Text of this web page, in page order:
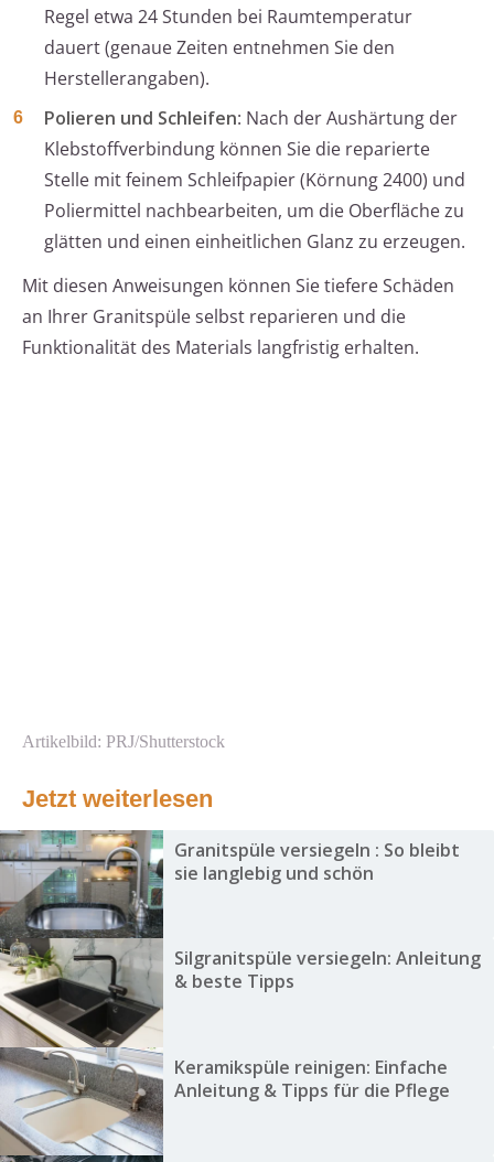
Regel etwa 24 Stunden bei Raumtemperatur
dauert (genaue Zeiten entnehmen Sie den
Herstellerangaben).
Polieren und Schleifen: Nach der Aushärtung der
Klebstoffverbindung können Sie die reparierte
Stelle mit feinem Schleifpapier (Körnung 2400) und
Poliermittel nachbearbeiten, um die Oberfläche zu
glätten und einen einheitlichen Glanz zu erzeugen.
Mit diesen Anweisungen können Sie tiefere Schäden
an Ihrer Granitspüle selbst reparieren und die
Funktionalität des Materials langfristig erhalten.
Artikelbild: PRJ/Shutterstock
Jetzt weiterlesen
Granitspüle versiegeln : So bleibt
sie langlebig und schön
Silgranitspüle versiegeln: Anleitung
& beste Tipps
Keramikspüle reinigen: Einfache
Anleitung & Tipps für die Pflege